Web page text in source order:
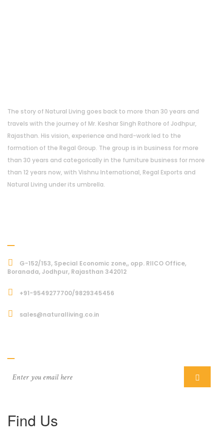
The story of Natural Living goes back to more than 30 years and
travels with the journey of Mr. Keshar Singh Rathore of Jodhpur,
Rajasthan. His vision, experience and hard-work led to the
formation of the Regal Group. The group is in business for more
than 30 years and categorically in the furniture business for more
than 12 years now, with Vishnu International, Regal Exports and
Natural Living under its umbrella.
G-152/153, Special Economic zone,, opp. RIICO Office,
Boranada, Jodhpur, Rajasthan 342012
+91-9549277700/9829345456
sales@naturalliving.co.in
Find Us